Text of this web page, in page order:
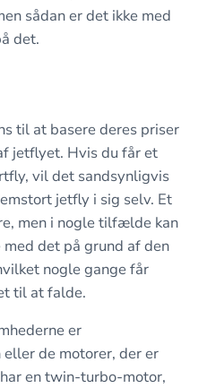
sådan er det ikke med
det.
til at basere deres priser
jetflyet. Hvis du får et
vil det sandsynligvis
jetfly i sig selv. Et
men i nogle tilfælde kan
det på grund af den
nogle gange får
til at falde.
er
de motorer, der er
en twin-turbo-motor,